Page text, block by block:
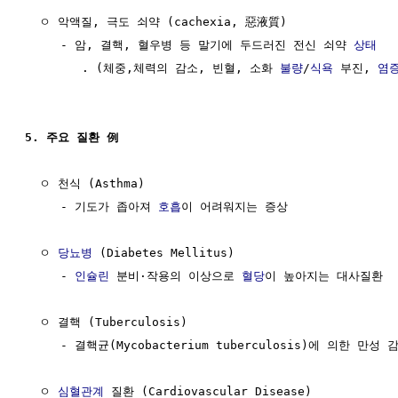
  ㅇ 악액질, 극도 쇠약 (cachexia, 惡液質)
     - 암, 결핵, 혈우병 등 말기에 두드러진 전신 쇠약
상태
        . (체중,체력의 감소, 빈혈, 소화
불량/식욕 부진, 염
5. 주요 질환 例
  ㅇ 천식 (Asthma)
     - 기도가 좁아져
호흡이 어려워지는 증상
  ㅇ
당뇨병
(Diabetes Mellitus)
     -
인슐린 분비·작용의 이상으로 혈당이 높아지는 대사질환
  ㅇ 결핵 (Tuberculosis)
- 결핵균(Mycobacterium tuberculosis)에 의한 만성 감
  ㅇ
심혈관계 질환 (Cardiovascular Disease)